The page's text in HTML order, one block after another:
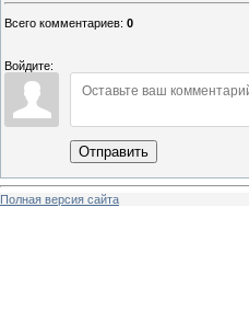
Всего комментариев: 0
Войдите:
Отправить
Полная версия сайта